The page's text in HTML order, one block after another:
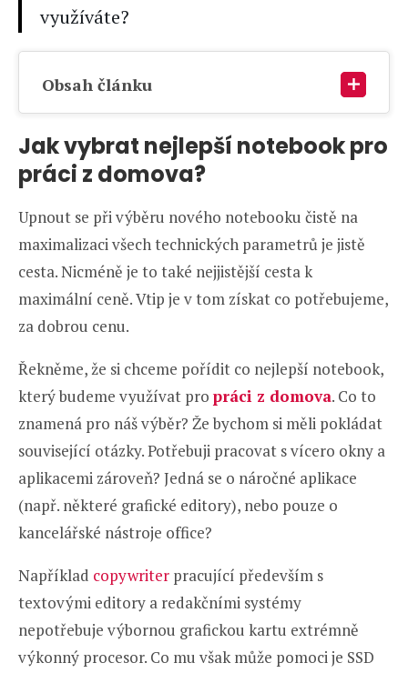
využíváte?
Obsah článku
Jak vybrat nejlepší notebook pro
práci z domova?
Upnout se při výběru nového notebooku čistě na
maximalizaci všech technických parametrů je jistě
cesta. Nicméně je to také nejjistější cesta k
maximální ceně. Vtip je v tom získat co potřebujeme,
za dobrou cenu.
Řekněme, že si chceme pořídit co nejlepší notebook,
který budeme využívat pro práci z domova. Co to
znamená pro náš výběr? Že bychom si měli pokládat
související otázky. Potřebuji pracovat s vícero okny a
aplikacemi zároveň? Jedná se o náročné aplikace
(např. některé grafické editory), nebo pouze o
kancelářské nástroje office?
Například copywriter pracující především s
textovými editory a redakčními systémy
nepotřebuje výbornou grafickou kartu extrémně
výkonný procesor. Co mu však může pomoci je SSD